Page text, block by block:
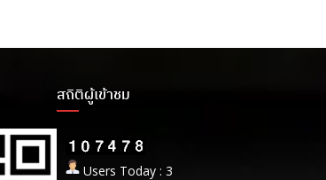
สถิติผู้เข้าชม
Users Today : 3